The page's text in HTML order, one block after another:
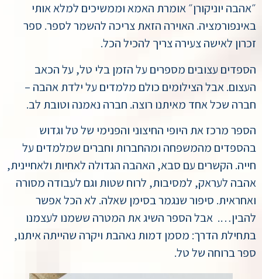
״אהבה יוניקורן״ אומרת האמא וממשיכים למלא אותי
באינפורמציה. האוירה הזאת צריכה להשמר לספר. ספר
זכרון לאישה צעירה צריך להכיל הכל.
הספדים עצובים מספרים על הזמן בלי טל, על הכאב
העצום. אבל הצילומים כולם מלמדים על ילדת אהבה –
חברה שכל אחד מאיתנו רוצה. חברה נאמנה וטובת לב.
הספר מרכז את היופי החיצוני והפנימי של טל וגדוש
בהספדים מהמשפחה ומהחברות וחברים שמלמדים על
חייה. הקשרים עם סבא, האהבה הגדולה לאחיות ולאחיינית,
אהבה לעראק, למסיבות, לרוח שטות וגם לעבודה מסורה
ואחראית. סיפור שנגמר בסימן שאלה. לא הכל אפשר
להבין…. אבל הספר השיג את המטרה ששמנו לעצמנו
בתחילת הדרך: מסמן דמות נאהבת ויקרה שהייתה איתנו,
ספר ברוחה של טל.